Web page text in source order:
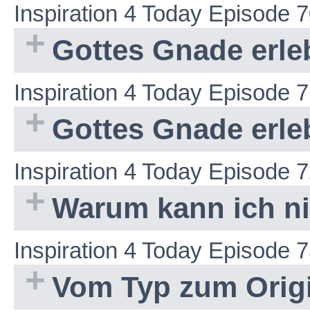
Inspiration 4 Today Episode
Gottes Gnade
Inspiration 4 Today Episode
Gottes Gnade
Inspiration 4 Today Episode
Warum kann ich
Inspiration 4 Today Episode
Vom Typ zum